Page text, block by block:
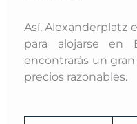
Así, Alexanderplatz
para alojarse en
encontrarás un
precios razonables.